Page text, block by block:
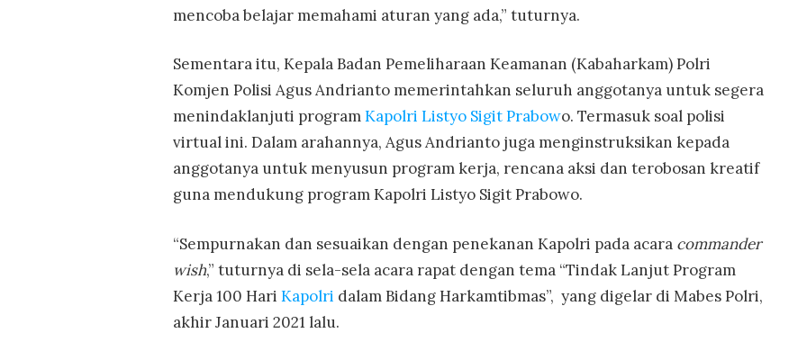
mencoba belajar memahami aturan yang ada,” tuturnya.
Sementara itu, Kepala Badan Pemeliharaan Keamanan (Kabaharkam) Polri
Komjen Polisi Agus Andrianto memerintahkan seluruh anggotanya untuk segera
menindaklanjuti programKapolri Listyo Sigit Prabowo. Termasuk soal polisi
virtual ini. Dalam arahannya, Agus Andrianto juga menginstruksikan kepada
anggotanya untuk menyusun program kerja, rencana aksi dan terobosan kreatif
guna mendukung program Kapolri Listyo Sigit Prabowo.
“Sempurnakan dan sesuaikan dengan penekanan Kapolri pada acara commander
wish,” tuturnya di sela-sela acara rapat dengan tema “Tindak Lanjut Program
Kerja 100 Hari Kapolri dalam Bidang Harkamtibmas”, yang digelar di Mabes Polri,
akhir Januari 2021 lalu.